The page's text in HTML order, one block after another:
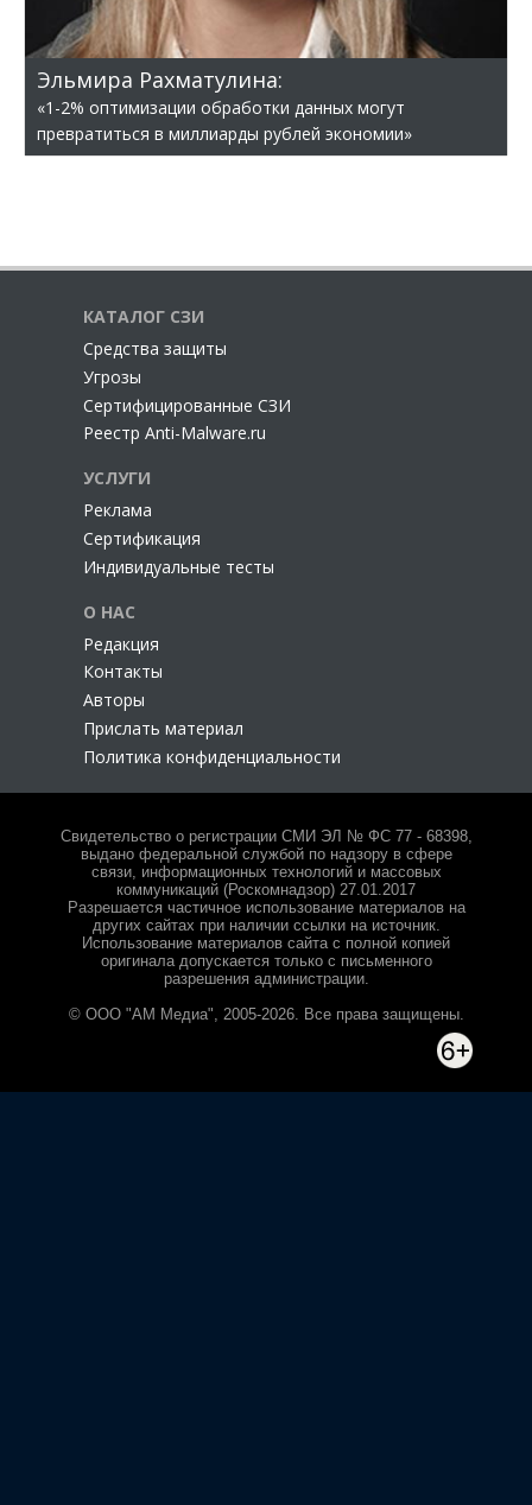
Эльмира Рахматулина:
«1-2% оптимизации обработки данных могут
превратиться в миллиарды рублей экономии»
КАТАЛОГ СЗИ
Cредства защиты
Угрозы
Сертифицированные СЗИ
Реестр Anti-Malware.ru
УСЛУГИ
Реклама
Сертификация
Индивидуальные тесты
О НАС
Редакция
Контакты
Авторы
Прислать материал
Политика конфиденциальности
Свидетельство о регистрации СМИ ЭЛ № ФС 77 - 68398,
выдано федеральной службой по надзору в сфере
связи, информационных технологий и массовых
коммуникаций (Роскомнадзор) 27.01.2017
Разрешается частичное использование материалов на
других сайтах при наличии ссылки на источник.
Использование материалов сайта с полной копией
оригинала допускается только с письменного
разрешения администрации.
© ООО "АМ Медиа", 2005-2026. Все права защищены.